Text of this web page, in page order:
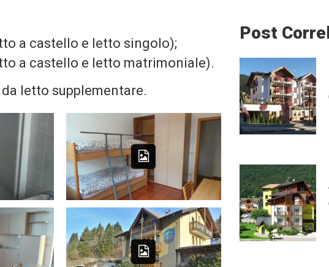
a castello e letto singolo);
a castello e letto matrimoniale).
letto supplementare.
Al-ploz-
appartamento-adnalo
Post